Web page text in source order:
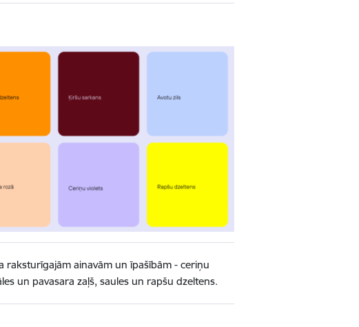
raksturīgajām ainavām un īpašībām - ceriņu
un pavasara zaļš, saules un rapšu dzeltens.